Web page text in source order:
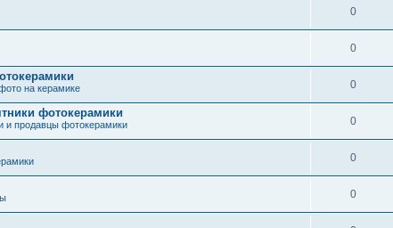
0
0
на керамике 0
фотокерамики
и продавцы фотокерамики 0
0
0